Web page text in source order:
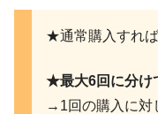
★通常購入すれば
★最大6回に分け
→1回の購入に対